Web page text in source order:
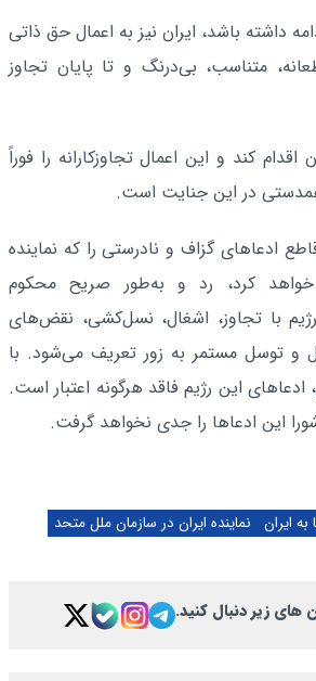
داشته باشد، ایران نیز به اعمال حق ذاتی
متناسب، بی‌درنگ و تا پایان تجاوز
کند و این اعمال تجاوزکارانه را فوراً
در این جنایت است.
ادعاهای گزاف و نادرستی را که نماینده
خواهد کرد، رد و به‌طور صریح محکوم
با تجاوز، اشغال، نسل‌کشی، نقض‌های
و توسل مستمر به زور تعریف می‌شود. با
این رژیم فاقد هرگونه اعتبار است.
این ادعاها را جدی نخواهد گرفت.
به ایران
نماینده ایران در سازمان ملل متحد
های زیر دنبال کنید.